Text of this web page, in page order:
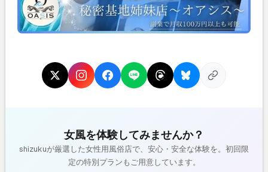
女風を体験してみませんか？
shizukuが厳選した女性用風俗店で、安心・安全な体験を。初回限
定の特別プランもご用意しています。